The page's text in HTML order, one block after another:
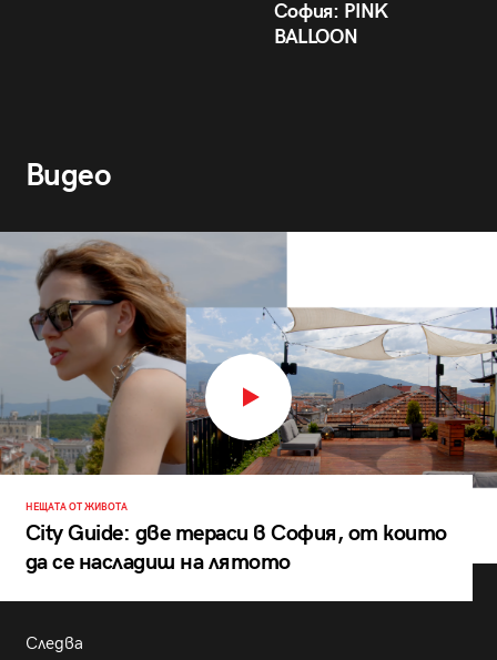
София: PINK
BALLOON
Видео
НЕЩАТА ОТ ЖИВОТА
City Guide: две тераси в София, от които
да се насладиш на лятото
Следва